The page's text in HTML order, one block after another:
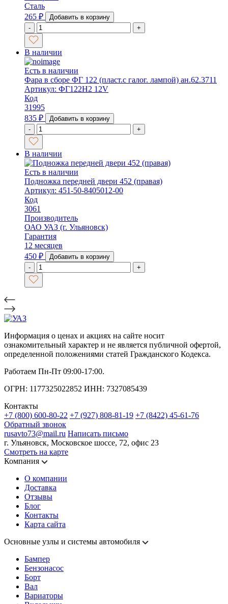
Сталь
265 ₽
Добавить в корзину
-
+
В наличии
Есть в наличии
Фара в сборе ФГ 122 (пласт.с галог. лампой) ан.62.3711
Артикул: ФГ122H2 12V
Код
31995
835 ₽
Добавить в корзину
-
+
В наличии
Есть в наличии
Подножка передней двери 452 (правая)
Артикул: 451-50-8405012-00
Код
3061
Производитель
ОАО УАЗ (г. Ульяновск)
Гарантия
12 месяцев
450 ₽
Добавить в корзину
-
+
Информация о ценах и акциях на сайте носит
ознакомительный характер и не является публичной офертой,
определенной положениями статей Гражданского Кодекса.
Работаем Пн-Пт 09:00-17:00.
ОГРН: 1177325022852 ИНН: 7327085439
Контакты
+7 (800) 600-80-22 +7 (927) 808-81-19 +7 (8422) 45-61-76
Обратный звонок
rusavto73@mail.ru Написать письмо
г. Ульяновск, Московское шоссе, 72, офис 23
Смотреть на карте
Компания
О компании
Доставка
Отзывы
Блог
Контакты
Карта сайта
Основные узлы и системы автомобиля
Бампер
Бензонасос
Борт
Вал
Вариаторы